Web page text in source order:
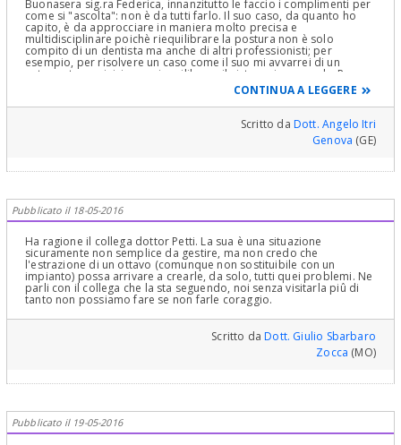
Buonasera sig.ra Federica, innanzitutto le faccio i complimenti per
come si "ascolta": non è da tutti farlo. Il suo caso, da quanto ho
capito, è da approcciare in maniera molto precisa e
multidisciplinare poichè riequilibrare la postura non è solo
compito di un dentista ma anche di altri professionisti; per
esempio, per risolvere un caso come il suo mi avvarrei di un
osteopata per iniziare a riequilibrare il sistema in generale. Per
quanto riguarda l'installazione di un impianto in posizione del 48
potrebbe essere un'ipotesi che però deve essere confermata con
una visita accurata. Riferisca i suoi sintomi al dentista che la sta
curando che troverà sicuramente il tempo di ascoltarla e
analizzare la situazione al meglio. Resto a sua disposizione per
qualsiasi altro chiarimento. Le auguro una buona serata
CONTINUA A LEGGERE
Scritto da Dott. Angelo Itri
Genova (GE)
Pubblicato il 18-05-2016
Ha ragione il collega dottor Petti. La sua è una situazione
sicuramente non semplice da gestire, ma non credo che
l'estrazione di un ottavo (comunque non sostituibile con un
impianto) possa arrivare a crearle, da solo, tutti quei problemi. Ne
parli con il collega che la sta seguendo, noi senza visitarla piû di
tanto non possiamo fare se non farle coraggio.
Scritto daDott. Giulio Sbarbaro
Zocca (MO)
Pubblicato il 19-05-2016